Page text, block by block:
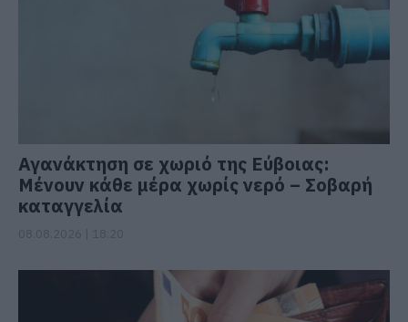
Αγανάκτηση σε χωριό της Εύβοιας:
Μένουν κάθε μέρα χωρίς νερό – Σοβαρή
καταγγελία